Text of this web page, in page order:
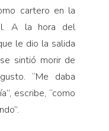
cartero en la
A la hora del
le dio la salida
sintió morir de
“Me daba
escribe, “como